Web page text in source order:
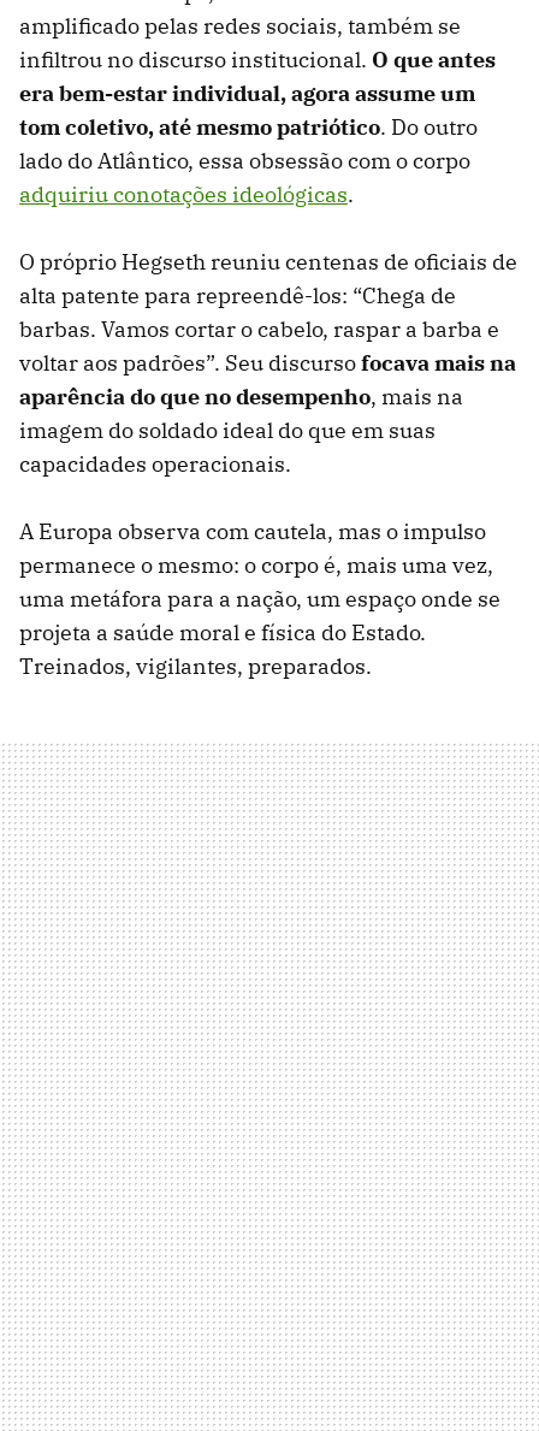
amplificado pelas redes sociais, também se
infiltrou no discurso institucional. O que antes
era bem-estar individual, agora assume um
tom coletivo, até mesmo patriótico. Do outro
lado do Atlântico, essa obsessão com o corpo
adquiriu conotações ideológicas.
O próprio Hegseth reuniu centenas de oficiais de
alta patente para repreendê-los: “Chega de
barbas. Vamos cortar o cabelo, raspar a barba e
voltar aos padrões”. Seu discursofocava mais na
aparência do que no desempenho, mais na
imagem do soldado ideal do que em suas
capacidades operacionais.
A Europa observa com cautela, mas o impulso
permanece o mesmo: o corpo é, mais uma vez,
uma metáfora para a nação, um espaço onde se
projeta a saúde moral e física do Estado.
Treinados, vigilantes, preparados.